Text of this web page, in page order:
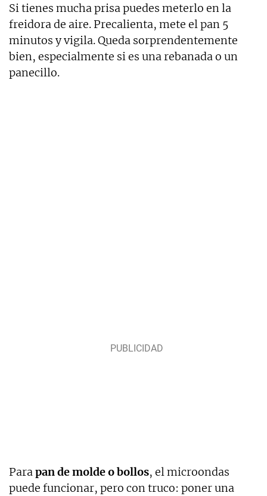
Si tienes mucha prisa puedes meterlo en la
freidora de aire. Precalienta, mete el pan 5
minutos y vigila. Queda sorprendentemente
bien, especialmente si es una rebanada o un
panecillo.
Parapan de molde o bollos, el microondas
puede funcionar, pero con truco: poner una